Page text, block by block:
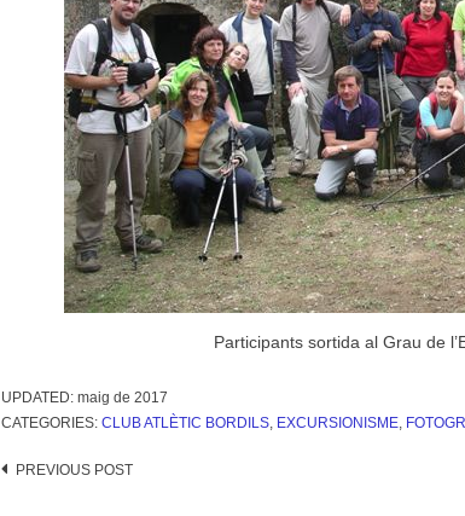
Participants sortida al Grau de
UPDATED: maig de 2017
CATEGORIES: CLUB ATLÈTIC BORDILS, EXCURSIONISME,
Post
PREVIOUS POST